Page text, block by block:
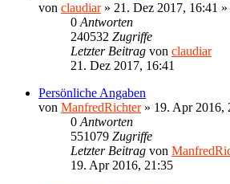
von claudiar» 21. Dez 2017, 16:41
0 Antworten
240532 Zugriffe
Letzter Beitrag von claudiar
21. Dez 2017, 16:41
Persönliche Angaben
von ManfredRichter» 19. Apr 2016,
0 Antworten
551079 Zugriffe
Letzter Beitrag von
19. Apr 2016, 21:35